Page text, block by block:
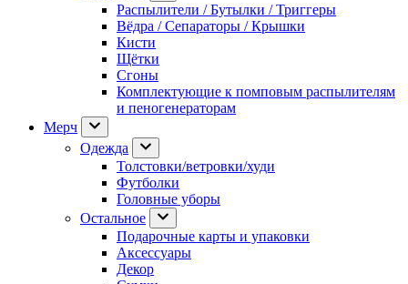
Распылители / Бутылки / Триггеры
Вёдра / Сепараторы / Крышки
Кисти
Щётки
Сгоны
Комплектующие к помповым распылителям
и пеногенераторам
Мерч
Одежда
Толстовки/ветровки/худи
Футболки
Головные уборы
Остальное
Подарочные карты и упаковки
Аксессуары
Декор